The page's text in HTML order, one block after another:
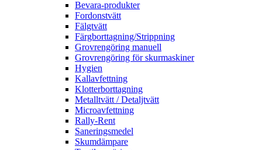
Bevara-produkter
Fordonstvätt
Fälgtvätt
Färgborttagning/Strippning
Grovrengöring manuell
Grovrengöring för skurmaskiner
Hygien
Kallavfettning
Klotterborttagning
Metalltvätt / Detaljtvätt
Microavfettning
Rally-Rent
Saneringsmedel
Skumdämpare